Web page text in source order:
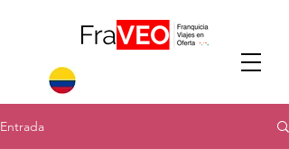
Entrada